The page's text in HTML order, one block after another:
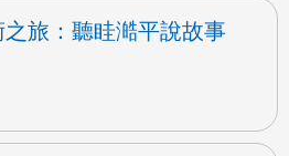
旅：聽眭澔平說故事